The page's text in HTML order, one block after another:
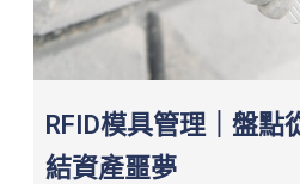
RFID模具管理｜盤點
結資產噩夢